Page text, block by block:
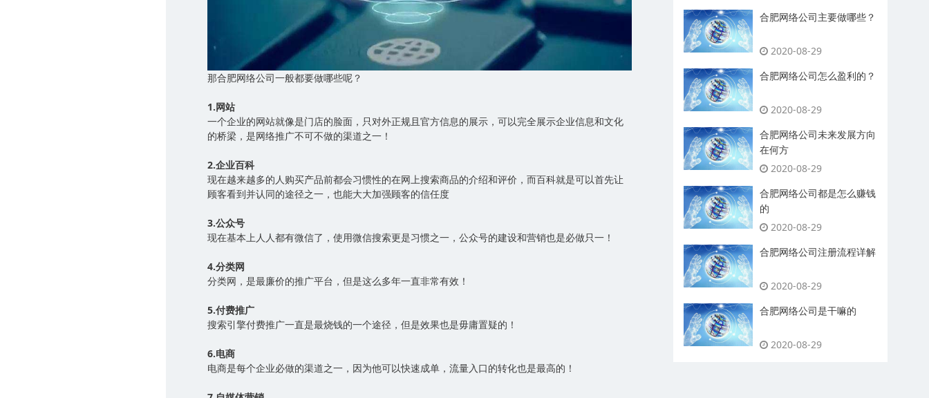
那合肥网络公司一般都要做哪些呢？
1.网站
一个企业的网站就像是门店的脸面，只对外正规且官方信息的展示，可以完全展示企业信息和文化
的桥梁，是网络推广不可不做的渠道之一！
2.企业百科
现在越来越多的人购买产品前都会习惯性的在网上搜索商品的介绍和评价，而百科就是可以首先让
顾客看到并认同的途径之一，也能大大加强顾客的信任度
3.公众号
现在基本上人人都有微信了，使用微信搜索更是习惯之一，公众号的建设和营销也是必做只一！
4.分类网
分类网，是最廉价的推广平台，但是这么多年一直非常有效！
5.付费推广
搜索引擎付费推广一直是最烧钱的一个途径，但是效果也是毋庸置疑的！
6.电商
电商是每个企业必做的渠道之一，因为他可以快速成单，流量入口的转化也是最高的！
合肥网络公司主要做哪些？
2020-08-29
合肥网络公司怎么盈利的？
2020-08-29
合肥网络公司未来发展方向
在何方
2020-08-29
合肥网络公司都是怎么赚钱
的
2020-08-29
合肥网络公司注册流程详解
2020-08-29
合肥网络公司是干嘛的
2020-08-29